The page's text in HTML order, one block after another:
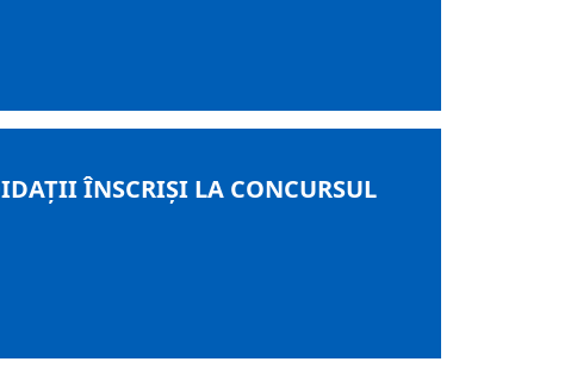
ÎNSCRIŞI LA CONCURSUL